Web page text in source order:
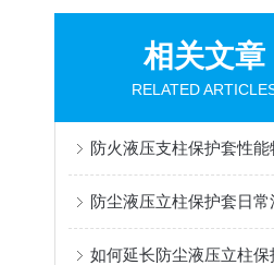
相关文章
RELATED